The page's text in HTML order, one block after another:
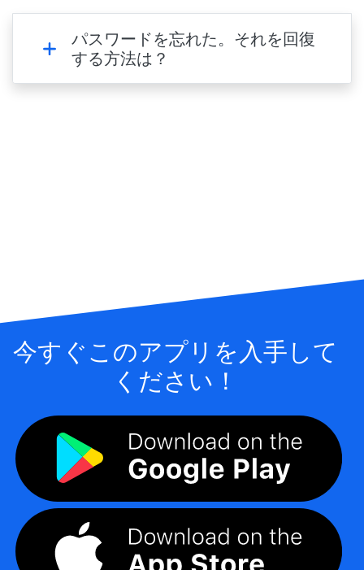
パスワードを忘れた。それを回復
する方法は？
今すぐこのアプリを入手して
ください！